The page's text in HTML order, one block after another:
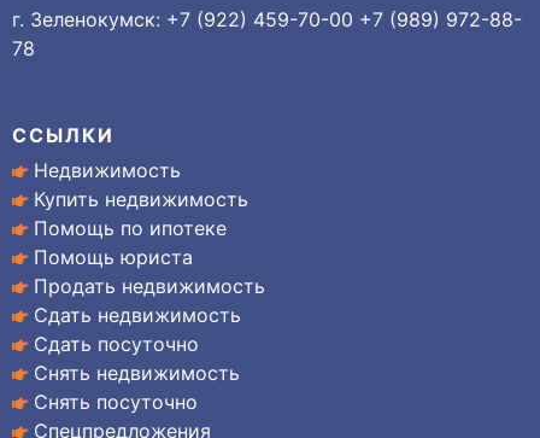
г. Зеленокумск: +7 (922) 459-70-00 +7 (989) 972-88-
78
ССЫЛКИ
Недвижимость
Купить недвижимость
Помощь по ипотеке
Помощь юриста
Продать недвижимость
Сдать недвижимость
Сдать посуточно
Снять недвижимость
Снять посуточно
Спецпредложения